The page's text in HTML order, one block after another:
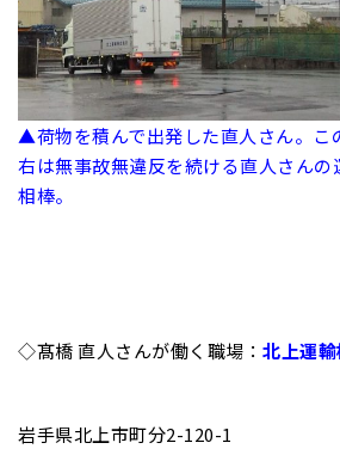
▲荷物を積んで出発した直人さん。こ
右は無事故無違反を続ける直人さんの
相棒。
◇髙橋 直人さんが働く職場： 北上運
岩手県北上市町分2-120-1